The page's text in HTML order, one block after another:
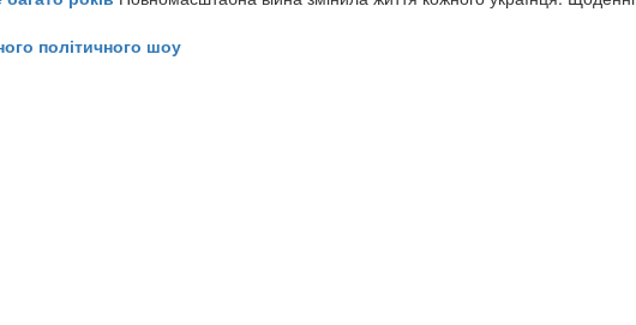
політичного шоу